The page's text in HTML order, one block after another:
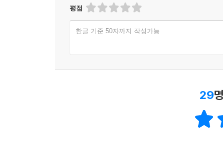
평점
한글 기준 50자까지 작성가능
29